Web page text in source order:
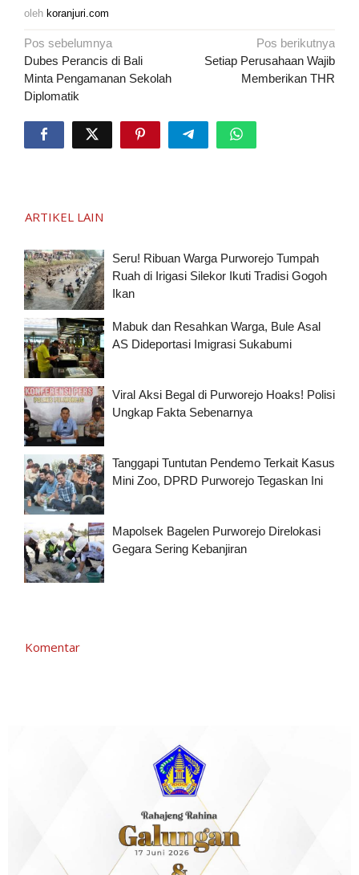
oleh koranjuri.com
Navigasi
pos
Pos sebelumnya
Dubes Perancis di Bali
Minta Pengamanan Sekolah
Diplomatik
Pos berikutnya
Setiap Perusahaan Wajib
Memberikan THR
ARTIKEL LAIN
Seru! Ribuan Warga Purworejo Tumpah
Ruah di Irigasi Silekor Ikuti Tradisi Gogoh
Ikan
Mabuk dan Resahkan Warga, Bule Asal
AS Dideportasi Imigrasi Sukabumi
Viral Aksi Begal di Purworejo Hoaks! Polisi
Ungkap Fakta Sebenarnya
Tanggapi Tuntutan Pendemo Terkait Kasus
Mini Zoo, DPRD Purworejo Tegaskan Ini
Mapolsek Bagelen Purworejo Direlokasi
Gegara Sering Kebanjiran
Komentar